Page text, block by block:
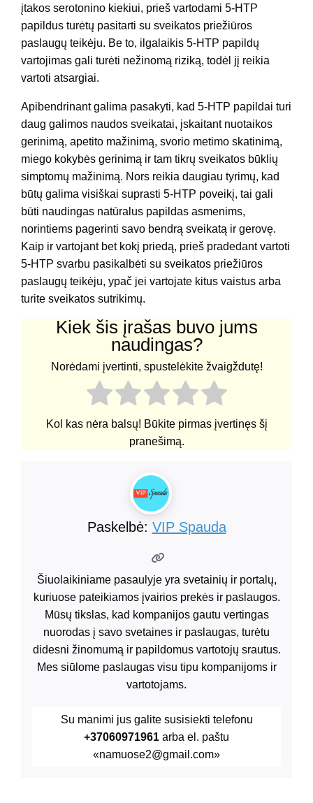
įtakos serotonino kiekiui, prieš vartodami 5-HTP
papildus turėtų pasitarti su sveikatos priežiūros
paslaugų teikėju. Be to, ilgalaikis 5-HTP papildų
vartojimas gali turėti nežinomą riziką, todėl jį reikia
vartoti atsargiai.
Apibendrinant galima pasakyti, kad 5-HTP papildai turi
daug galimos naudos sveikatai, įskaitant nuotaikos
gerinimą, apetito mažinimą, svorio metimo skatinimą,
miego kokybės gerinimą ir tam tikrų sveikatos būklių
simptomų mažinimą. Nors reikia daugiau tyrimų, kad
būtų galima visiškai suprasti 5-HTP poveikį, tai gali
būti naudingas natūralus papildas asmenims,
norintiems pagerinti savo bendrą sveikatą ir gerovę.
Kaip ir vartojant bet kokį priedą, prieš pradedant vartoti
5-HTP svarbu pasikalbėti su sveikatos priežiūros
paslaugų teikėju, ypač jei vartojate kitus vaistus arba
turite sveikatos sutrikimų.
Kiek šis įrašas buvo jums
naudingas?
Norėdami įvertinti, spustelėkite žvaigždutę!
Kol kas nėra balsų! Būkite pirmas įvertinęs šį
pranešimą.
Paskelbė: VIP Spauda
Šiuolaikiniame pasaulyje yra svetainių ir portalų,
kuriuose pateikiamos įvairios prekės ir paslaugos.
Mūsų tikslas, kad kompanijos gautu vertingas
nuorodas į savo svetaines ir paslaugas, turėtu
didesni žinomumą ir papildomus vartotojų srautus.
Mes siūlome paslaugas visu tipu kompanijoms ir
vartotojams.
Su manimi jus galite susisiekti telefonu
+37060971961 arba el. paštu
«namuose2@gmail.com»